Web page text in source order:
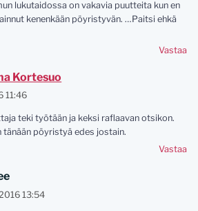
lukutaidossa on vakavia puutteita kun en
kenenkään pöyristyvän. …Paitsi ehkä
Vastaa
Kortesuo
11:46
teki työtään ja keksi raflaavan otsikon.
tänään pöyristyä edes jostain.
Vastaa
13:54